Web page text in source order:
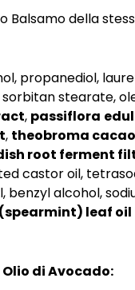
Balsamo della
propanediol,
stearate,
, passiflora
, theobroma
root ferment
castor oil,
alcohol,
leaf oil
di Avocado: